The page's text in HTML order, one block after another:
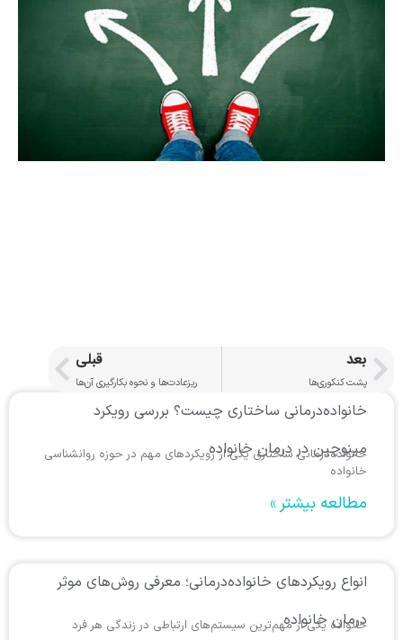
خانواده‌درمانی ساختاری چیست؟ بررسی رویکرد
مینوچین در درمان خانواده
خانواده‌درمانی ساختاری یکی از رویکردهای مهم در حوزه روانشناسی
خانواده
مطالعه بیشتر »
انواع رویکردهای خانواده‌درمانی؛ معرفی روش‌های موثر
درمان خانواده
خانواده یکی از مهم‌ترین سیستم‌های ارتباطی در زندگی هر فرد
بعد
پشت کنکوری‌ها
قبلی
ریزعادت‌ها و نحوه بکارگیری آن‌ها